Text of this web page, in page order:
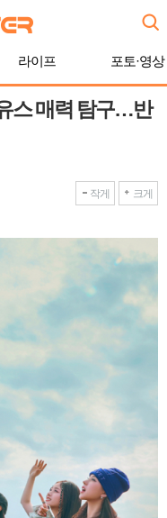
라이프 포토·영상
스 매력 탐구…반
작게 크게